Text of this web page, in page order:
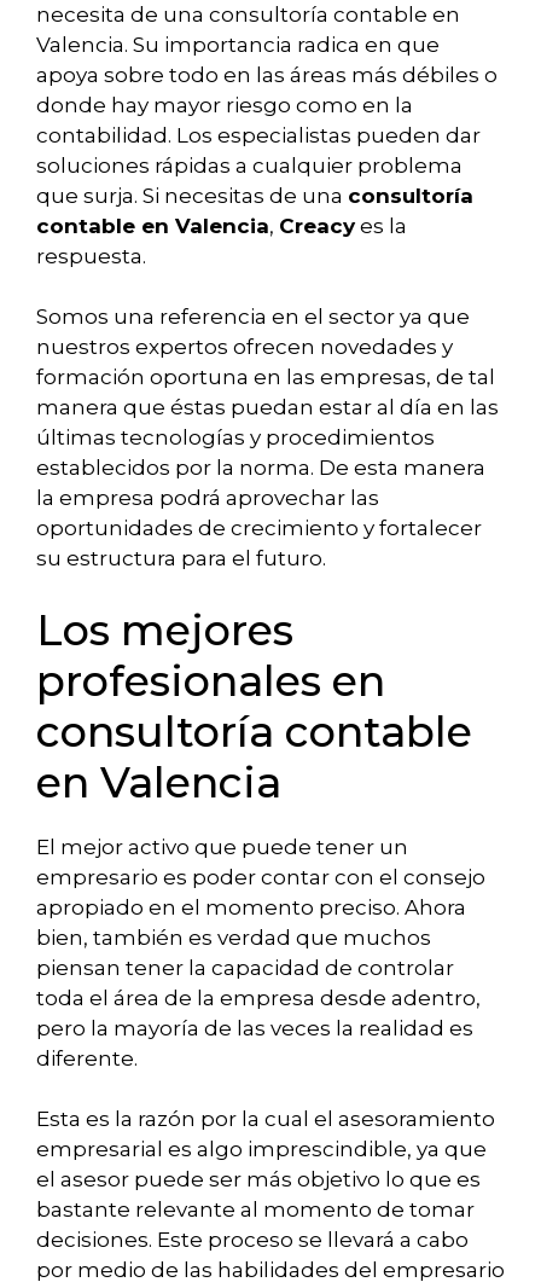
necesita de una consultoría contable en
Valencia. Su importancia radica en que
apoya sobre todo en las áreas más débiles o
donde hay mayor riesgo como en la
contabilidad. Los especialistas pueden dar
soluciones rápidas a cualquier problema
que surja. Si necesitas de una consultoría
contable en Valencia, Creacyes la
respuesta.
Somos una referencia en el sector ya que
nuestros expertos ofrecen novedades y
formación oportuna en las empresas, de tal
manera que éstas puedan estar al día en las
últimas tecnologías y procedimientos
establecidos por la norma. De esta manera
la empresa podrá aprovechar las
oportunidades de crecimiento y fortalecer
su estructura para el futuro.
Los mejores
profesionales en
consultoría contable
en Valencia
El mejor activo que puede tener un
empresario es poder contar con el consejo
apropiado en el momento preciso. Ahora
bien, también es verdad que muchos
piensan tener la capacidad de controlar
toda el área de la empresa desde adentro,
pero la mayoría de las veces la realidad es
diferente.
Esta es la razón por la cual el asesoramiento
empresarial es algo imprescindible, ya que
el asesor puede ser más objetivo lo que es
bastante relevante al momento de tomar
decisiones. Este proceso se llevará a cabo
por medio de las habilidades del empresario